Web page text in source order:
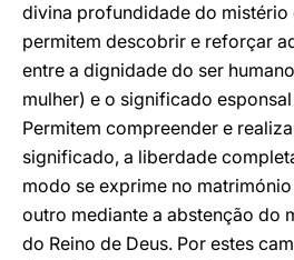
divina profundidade do mistério
permitem descobrir e reforçar
entre a dignidade do ser
mulher) e o significado
Permitem compreender e
significado, a liberdade
modo se exprime no
outro mediante a abstenção do
do Reino de Deus. Por estes